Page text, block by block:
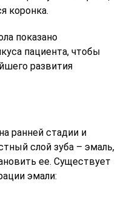
коронка.
показано
пациента, чтобы
развития
ранней стадии и
слой зуба – эмаль,
ее. Существует
эмали: